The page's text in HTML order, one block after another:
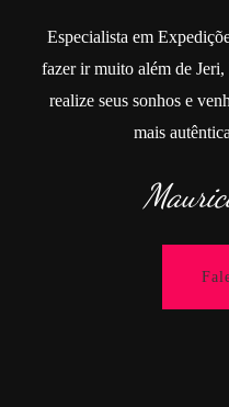
Especialista em
fazer ir muito além de
realize seus sonhos e
mais